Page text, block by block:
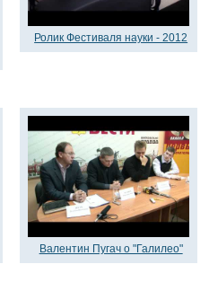
Ролик Фестиваля науки - 2012
Валентин Пугач о "Галилео"